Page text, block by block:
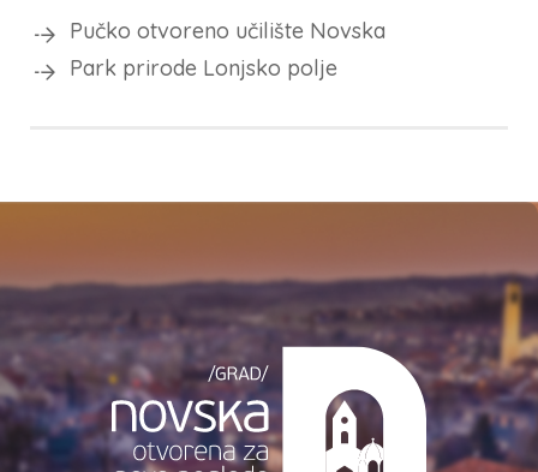
Pučko otvoreno učilište Novska
Park prirode Lonjsko polje